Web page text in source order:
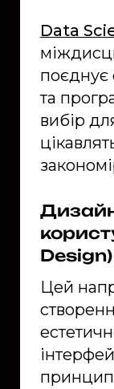
Data
поєднує
та
вибір
Дизайн
Design)
Цей